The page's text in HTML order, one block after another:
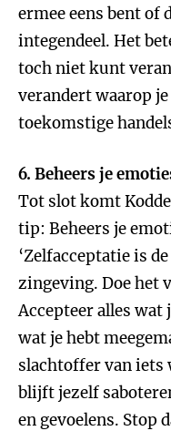
ermee eens bent of
integendeel. Het
toch niet kunt
verandert waarop
toekomstige
6. Beheers je
Tot slot komt
tip: Beheers je
‘Zelfacceptatie is
zingeving. Doe het
Accepteer alles wat
wat je hebt
slachtoffer van iets
blijft jezelf
en gevoelens. Stop